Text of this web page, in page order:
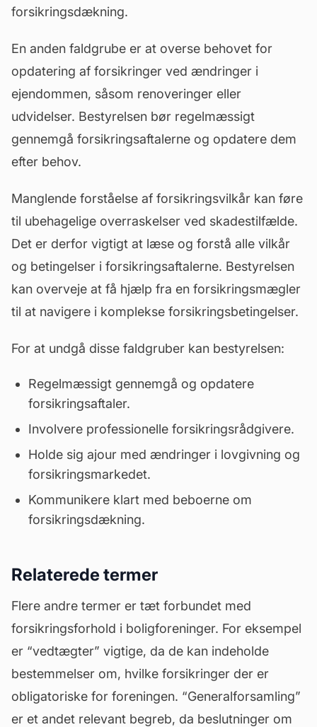
forsikringsdækning.
En anden faldgrube er at overse behovet for
opdatering af forsikringer ved ændringer i
ejendommen, såsom renoveringer eller
udvidelser. Bestyrelsen bør regelmæssigt
gennemgå forsikringsaftalerne og opdatere dem
efter behov.
Manglende forståelse af forsikringsvilkår kan føre
til ubehagelige overraskelser ved skadestilfælde.
Det er derfor vigtigt at læse og forstå alle vilkår
og betingelser i forsikringsaftalerne. Bestyrelsen
kan overveje at få hjælp fra en forsikringsmægler
til at navigere i komplekse forsikringsbetingelser.
For at undgå disse faldgruber kan bestyrelsen:
Regelmæssigt gennemgå og opdatere
forsikringsaftaler.
Involvere professionelle forsikringsrådgivere.
Holde sig ajour med ændringer i lovgivning og
forsikringsmarkedet.
Kommunikere klart med beboerne om
forsikringsdækning.
Relaterede termer
Flere andre termer er tæt forbundet med
forsikringsforhold i boligforeninger. For eksempel
er “vedtægter” vigtige, da de kan indeholde
bestemmelser om, hvilke forsikringer der er
obligatoriske for foreningen. “Generalforsamling”
er et andet relevant begreb, da beslutninger om